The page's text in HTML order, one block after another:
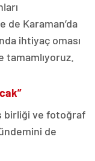
de Karaman’da
ihtiyaç oması
tamamlıyoruz.
birliği ve fotoğraf
de